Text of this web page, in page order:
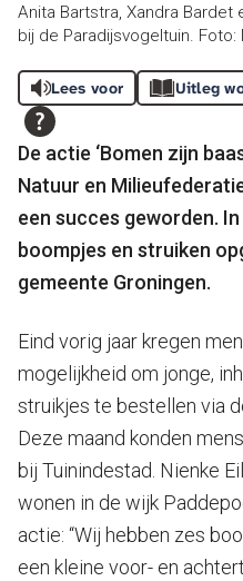
Anita Bartstra, Xandra Bardet
bij de Paradijsvogeltuin. Foto:
Lees voor Uitleg
De actie ‘Bomen zijn
Natuur en
een succes geworden.
boompjes en struiken
gemeente Groningen.
Eind vorig jaar kregen
mogelijkheid om jonge,
struikjes te bestellen via
Deze maand konden
bij Tuinindestad. Nienke
wonen in de wijk
actie: “Wij hebben zes
een kleine voor- en